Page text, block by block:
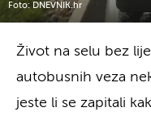
Foto: DNEVNIK.hr
Život na selu bez
autobusnih veza
jeste li se zapitali